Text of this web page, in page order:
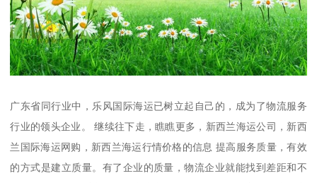
广东省同行业中，乐风国际海运已树立起自己的，成为了物流服务
行业的领头企业。 继续往下走，瞧瞧更多，新西兰海运公司，新西
兰国际海运网购，新西兰海运行情价格的信息 提高服务质量，有效
的方式是建立质量。有了企业的质量，物流企业就能找到差距和不